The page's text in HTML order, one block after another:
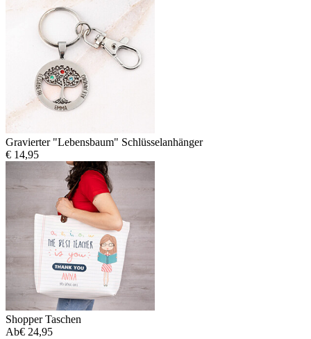
Gravierter "Lebensbaum" Schlüsselanhänger
€ 14,95
Shopper Taschen
Ab€ 24,95